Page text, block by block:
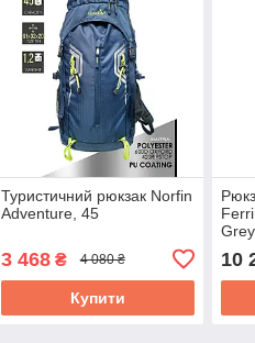
Туристичний рюкзак Norfin
Adventure, 45
3 468₴ 4 080 ₴
Купити
для
10